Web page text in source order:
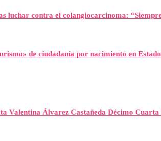
luchar contra el colangiocarcinoma:
de ciudadanía por nacimiento en
Valentina Álvarez Castañeda Décimo Cuarta